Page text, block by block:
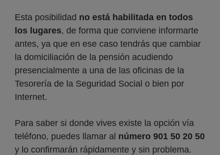
Esta posibilidad no está habilitada en todos
los lugares, de forma que conviene informarte
antes, ya que en ese caso tendrás que cambiar
la domiciliación de la pensión acudiendo
presencialmente a una de las oficinas de la
Tesorería de la Seguridad Social o bien por
Internet.
Para saber si donde vives existe la opción vía
teléfono, puedes llamar al número 901 50 20 50
y lo confirmarán rápidamente y sin problema.